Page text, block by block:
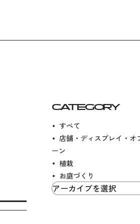
CATEGORY
すべて
店舗・ディスプレイ・オ
ーン
植栽
お庭づくり